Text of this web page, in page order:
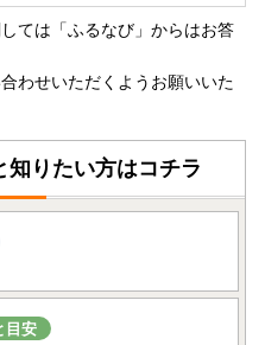
ては「ふるなび」からはお答
わせいただくようお願いいた
りたい方はコチラ
目安